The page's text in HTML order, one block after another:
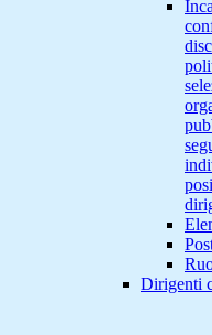
Dirigenti